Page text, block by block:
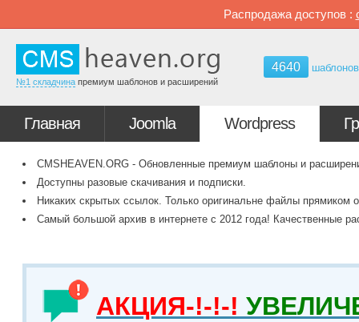
Распродажа доступов :
№1 складчина премиум шаблонов и расширений
4640 шаблонов
Главная Joomla Wordpress
CMSHEAVEN.ORG - Обновленные премиум шаблоны и
Доступны разовые скачивания и подписки.
Никаких скрытых ссылок. Только оригинальне файлы прямиком
Самый большой архив в интернете с 2012 года! Качественные
АКЦИЯ-!-!-!